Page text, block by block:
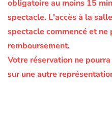
obligatoire au moins 15
spectacle. L'accès à la
spectacle commencé et ne
remboursement.
Votre réservation ne
sur une autre